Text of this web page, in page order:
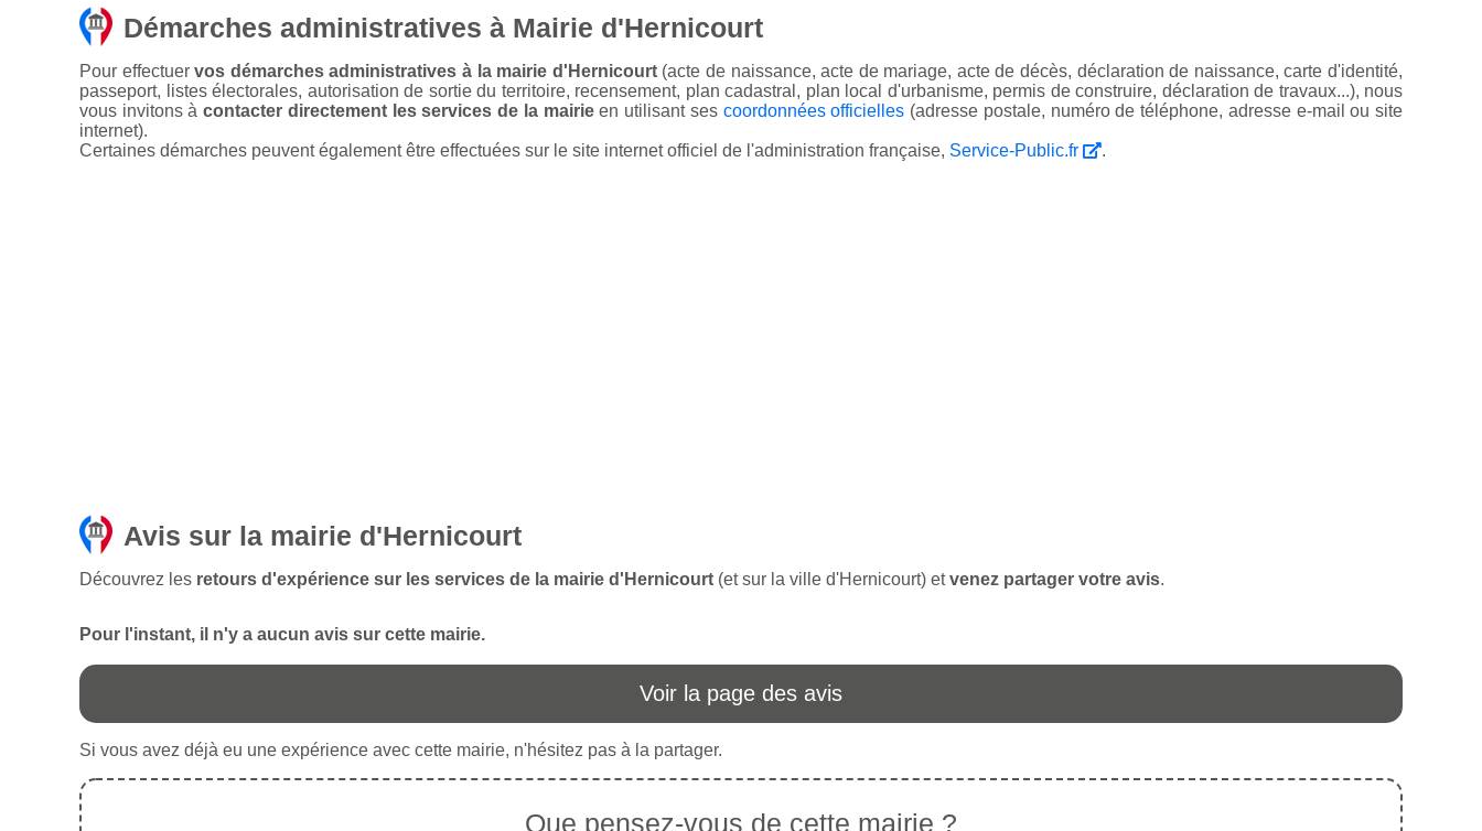
Démarches administratives à Mairie d'Hernicourt
Pour effectuervos démarches administratives à la mairie d'Hernicourt(acte de naissance, acte de mariage, acte de décès, déclaration de naissance, carte d'identité,
passeport, listes électorales, autorisation de sortie du territoire, recensement, plan cadastral, plan local d'urbanisme, permis de construire, déclaration de travaux...), nous
vous invitons àcontacter directement les services de la mairieen utilisant ses coordonnées officielles (adresse postale, numéro de téléphone, adresse e-mail ou site
internet).
Certaines démarches peuvent également être effectuées sur le site internet officiel de l'administration française, Service-Public.fr .
Avis sur la mairie d'Hernicourt
Découvrez les retours d'expérience sur les services de la mairie d'Hernicourt (et sur la ville d'Hernicourt) etvenez partager votre avis.
Pour l'instant, il n'y a aucun avis sur cette mairie.
Voir la page des avis
Si vous avez déjà eu une expérience avec cette mairie, n'hésitez pas à la partager.
Que pensez-vous de cette mairie ?